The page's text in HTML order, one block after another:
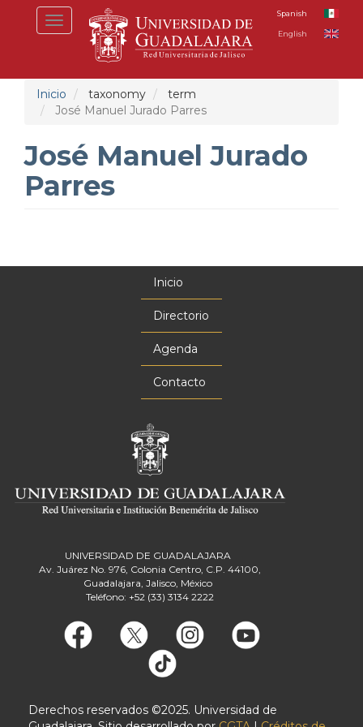
Toggle
navigation
Spanish
English
Inicio taxonomy
term
José Manuel Jurado Parres
José Manuel Jurado
Parres
Inicio
Directorio
Agenda
Contacto
UNIVERSIDAD DE GUADALAJARA
Av. Juárez No. 976, Colonia Centro, C.P. 44100,
Guadalajara, Jalisco, México
Teléfono: +52 (33) 3134 2222
Derechos reservados ©2025. Universidad de